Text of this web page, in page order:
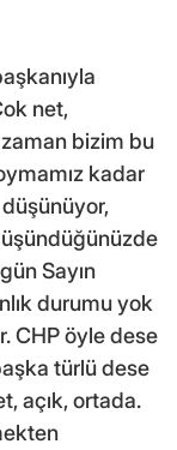
net,
bizim bu
kadar
Sayın
durumu yok
CHP öyle dese
türlü dese
açık, ortada.